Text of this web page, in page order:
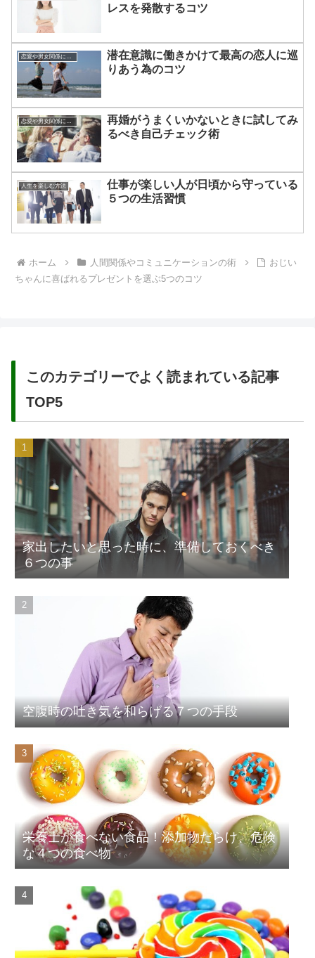
レスを発散するコツ
恋愛や男女関係についてのあれこれ
潜在意識に働きかけて最高の恋人に巡
りあう為のコツ
恋愛や男女関係についてのあれこれ
再婚がうまくいかないときに試してみ
るべき自己チェック術
人生を楽しむ方法
仕事が楽しい人が日頃から守っている
５つの生活習慣
ホーム 人間関係やコミュニケーションの術
おじい
ちゃんに喜ばれるプレゼントを選ぶ5つのコツ
このカテゴリーでよく読まれている記事
TOP5
家出したいと思った時に、準備しておくべき
６つの事
空腹時の吐き気を和らげる７つの手段
栄養士が食べない食品！添加物だらけ、危険
な４つの食べ物